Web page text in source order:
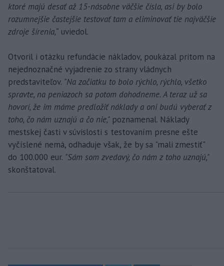
ktoré majú desať až 15-násobne väčšie čísla, asi by bolo
rozumnejšie častejšie testovať tam a eliminovať tie najväčšie
zdroje šírenia,“ uviedol.
Otvoril i otázku refundácie nákladov, poukázal pritom na
nejednoznačné vyjadrenie zo strany vládnych
predstaviteľov. "Na začiatku to bolo rýchlo, rýchlo, všetko
spravte, na peniazoch sa potom dohodneme. A teraz už sa
hovorí, že im máme predložiť náklady a oni budú vyberať z
toho, čo nám uznajú a čo nie," poznamenal. Náklady
mestskej časti v súvislosti s testovaním presne ešte
vyčíslené nemá, odhaduje však, že by sa "mali zmestiť"
do 100.000 eur. "Sám som zvedavý, čo nám z toho uznajú,"
skonštatoval.